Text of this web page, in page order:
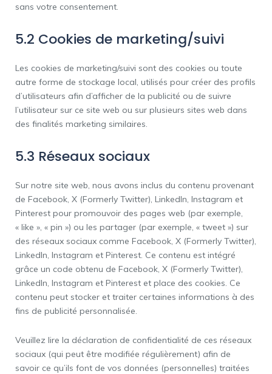
sans votre consentement.
5.2 Cookies de marketing/suivi
Les cookies de marketing/suivi sont des cookies ou toute
autre forme de stockage local, utilisés pour créer des profils
d’utilisateurs afin d’afficher de la publicité ou de suivre
l’utilisateur sur ce site web ou sur plusieurs sites web dans
des finalités marketing similaires.
5.3 Réseaux sociaux
Sur notre site web, nous avons inclus du contenu provenant
de Facebook, X (Formerly Twitter), LinkedIn, Instagram et
Pinterest pour promouvoir des pages web (par exemple,
« like », « pin ») ou les partager (par exemple, « tweet ») sur
des réseaux sociaux comme Facebook, X (Formerly Twitter),
LinkedIn, Instagram et Pinterest. Ce contenu est intégré
grâce un code obtenu de Facebook, X (Formerly Twitter),
LinkedIn, Instagram et Pinterest et place des cookies. Ce
contenu peut stocker et traiter certaines informations à des
fins de publicité personnalisée.
Veuillez lire la déclaration de confidentialité de ces réseaux
sociaux (qui peut être modifiée régulièrement) afin de
savoir ce qu’ils font de vos données (personnelles) traitées